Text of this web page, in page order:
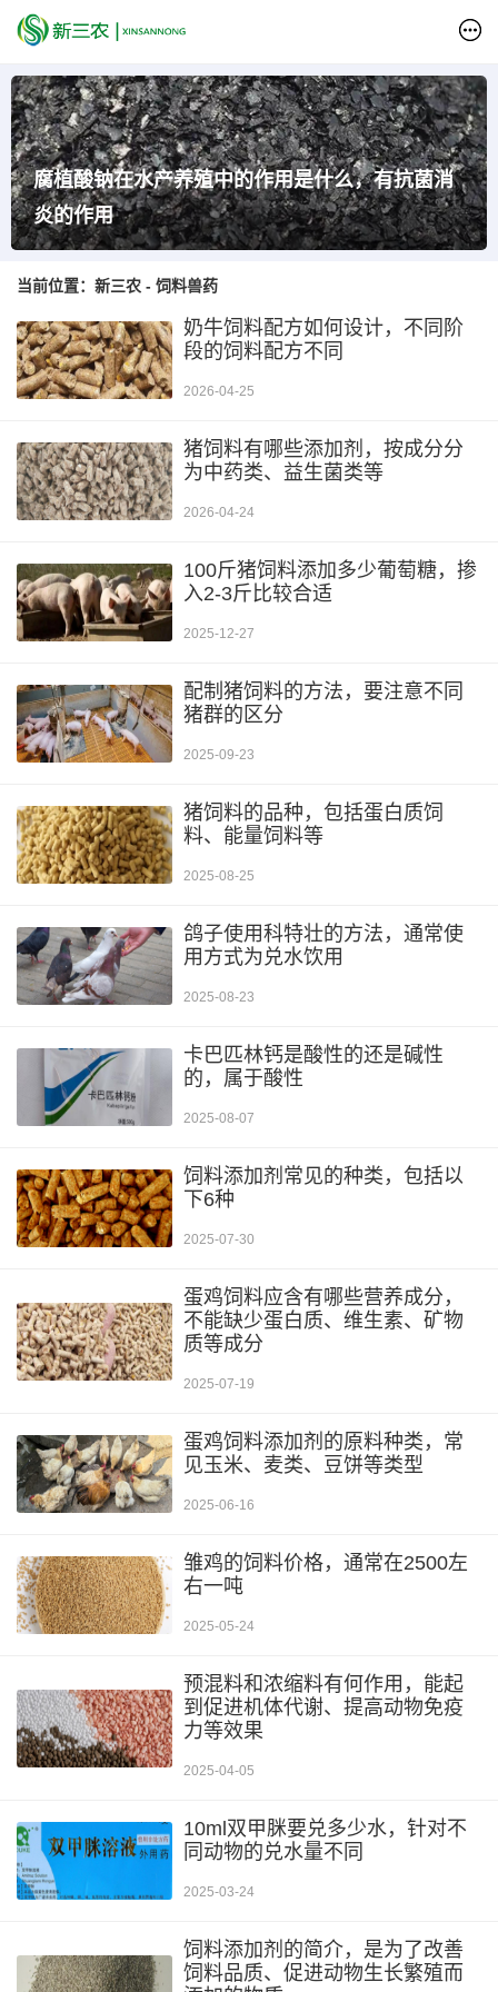
腐植酸钠在水产养殖中的作用是什么，有抗菌消
炎的作用
当前位置： 新三农 - 饲料兽药
奶牛饲料配方如何设计，不同阶
段的饲料配方不同
2026-04-25
猪饲料有哪些添加剂，按成分分
为中药类、益生菌类等
2026-04-24
100斤猪饲料添加多少葡萄糖，掺
入2-3斤比较合适
2025-12-27
配制猪饲料的方法，要注意不同
猪群的区分
2025-09-23
猪饲料的品种，包括蛋白质饲
料、能量饲料等
2025-08-25
鸽子使用科特壮的方法，通常使
用方式为兑水饮用
2025-08-23
卡巴匹林钙是酸性的还是碱性
的，属于酸性
2025-08-07
饲料添加剂常见的种类，包括以
下6种
2025-07-30
蛋鸡饲料应含有哪些营养成分，
不能缺少蛋白质、维生素、矿物
质等成分
2025-07-19
蛋鸡饲料添加剂的原料种类，常
见玉米、麦类、豆饼等类型
2025-06-16
雏鸡的饲料价格，通常在2500左
右一吨
2025-05-24
预混料和浓缩料有何作用，能起
到促进机体代谢、提高动物免疫
力等效果
2025-04-05
10ml双甲脒要兑多少水，针对不
同动物的兑水量不同
2025-03-24
饲料添加剂的简介，是为了改善
饲料品质、促进动物生长繁殖而